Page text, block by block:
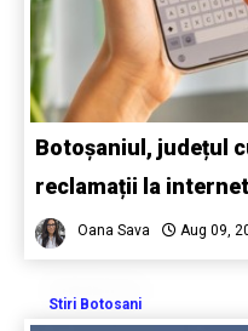
Botoșaniul, județul
reclamații la
Oana Sava Aug 09,
Stiri Botosani